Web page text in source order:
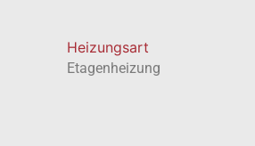
Heizungsart
Etagenheizung